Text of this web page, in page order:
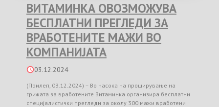
ВИТАМИНКА ОВОЗМОЖУВА
БЕСПЛАТНИ ПРЕГЛЕДИ ЗА
ВРАБОТЕНИТЕ МАЖИ ВО
КОМПАНИЈАТА
03.12.2024
(Прилеп, 03.12.2024) – Во насока на проширување на
грижата за вработените Витаминка организира бесплатни
специјалистички прегледи за околу 300 мажи вработени